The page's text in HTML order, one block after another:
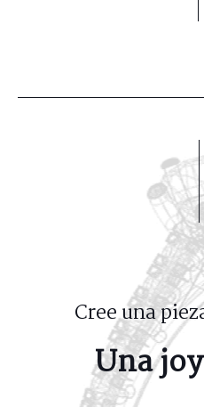
Cree una
Una